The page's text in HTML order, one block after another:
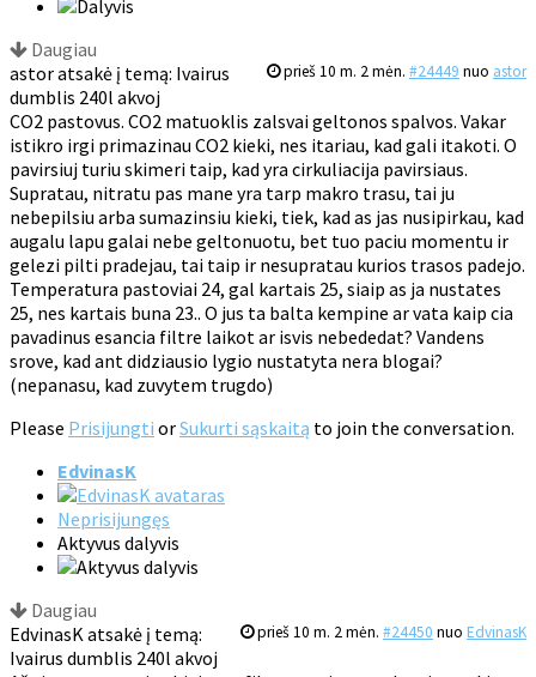
Daugiau
prieš 10 m. 2 mėn. #24449 nuo astor
astor atsakė į temą: Ivairus
dumblis 240l akvoj
CO2 pastovus. CO2 matuoklis zalsvai geltonos spalvos. Vakar
istikro irgi primazinau CO2 kieki, nes itariau, kad gali itakoti. O
pavirsiuj turiu skimeri taip, kad yra cirkuliacija pavirsiaus.
Supratau, nitratu pas mane yra tarp makro trasu, tai ju
nebepilsiu arba sumazinsiu kieki, tiek, kad as jas nusipirkau, kad
augalu lapu galai nebe geltonuotu, bet tuo paciu momentu ir
gelezi pilti pradejau, tai taip ir nesupratau kurios trasos padejo.
Temperatura pastoviai 24, gal kartais 25, siaip as ja nustates
25, nes kartais buna 23.. O jus ta balta kempine ar vata kaip cia
pavadinus esancia filtre laikot ar isvis nebededat? Vandens
srove, kad ant didziausio lygio nustatyta nera blogai?
(nepanasu, kad zuvytem trugdo)
Please Prisijungti orSukurti sąskaitą to join the conversation.
EdvinasK
Neprisijungęs
Aktyvus dalyvis
Daugiau
prieš 10 m. 2 mėn. #24450 nuo EdvinasK
EdvinasK atsakė į temą:
Ivairus dumblis 240l akvoj